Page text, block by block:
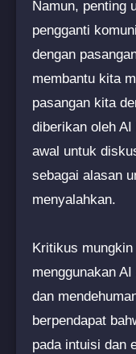
Namun, penting
pengganti
dengan
membantu kita
pasangan kita
diberikan oleh
awal untuk
sebagai alasan
menyalahkan.
Kritikus
menggunakan
dan
berpendapat
pada intuisi dan